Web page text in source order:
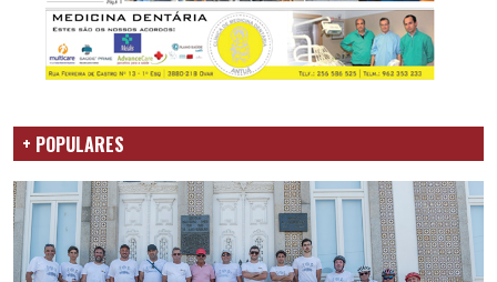
+ POPULARES